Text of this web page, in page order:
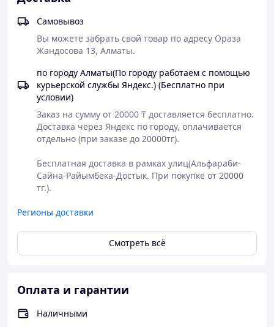
Почему этот набор станет легендой ваших
свиданий:
Максимальная концентрация смыслов:В
комплект входят 60 тематических карт,
чувственных вопросов, укрепляющих
эмоциональный контакт, до смелых заданий и поз
для достижения новых пиков удовольствия.
Власть и подчинение:Впервые игра
дополнена функциональными аксессуарами —
наручниками и плеткой. Эти атрибуты позволяют
доминирования и тактильного экстрима,
мгновенно повышая градус возбуждения.
формата игры:
Импровизация:полное доверие случаю
через случайный выбор карт.
Ритуал:следование структурированному
Челлендж:10-дневный марафон,
незабываемых открытий.
Самовывоз
Вы можете забрать свой товар по адресу Ораза
Жандосова 13, Алматы.
по городу Алматы(По городу работаем с помощью
курьерской службы Яндекс.) (Бесплатно при
условии)
Заказ на сумму от 20000 ₸ доставляется бесплатно.
Доставка через Яндекс по городу, оплачивается
отдельно (при заказе до 20000тг).
Бесплатная доставка в рамках улиц(Альфараби-
Сайна-Райымбека-Достык. При покупке от 20000
тг.).
Регионы доставки
Смотреть всё
Оплата и гарантии
Наличными